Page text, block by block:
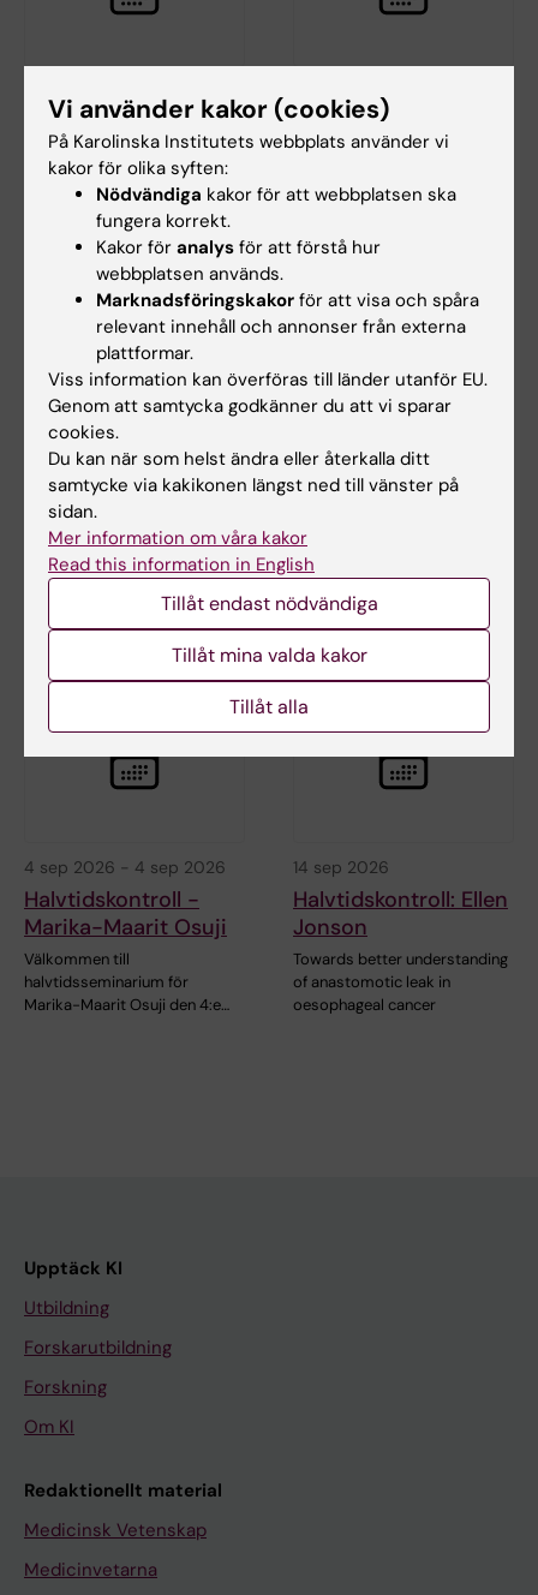
Halvtidsseminarium:
Franziska Steffens
"Old-age depression:
Temporal and regional
differences and their…
Halvtidsseminarium:
Emily Benér
Robotic-assisted
hysterectomy: an evaluation of
31 aug 2026
Halvtidsseminarium:
Ludwig Franke Föyen
Välkommen till Ludwig Franke
Föyens halvtidsseminarium,
4 sep 2026
Mikolaj Stachurski
Clinical and Epidemiological
Aspects of Middle Ear
Cholesteatoma
4 sep 2026 - 4 sep 2026
Halvtidskontroll -
Marika-Maarit Osuji
Välkommen till
halvtidsseminarium för
Marika-Maarit Osuji den 4:e…
14 sep 2026
Halvtidskontroll: Ellen
Jonson
Towards better understanding
of anastomotic leak in
oesophageal cancer
Upptäck KI
Utbildning
Forskarutbildning
Forskning
Om KI
Redaktionellt material
Medicinsk Vetenskap
Medicinvetarna
Vi använder kakor (cookies)
På Karolinska Institutets webbplats använder vi
kakor för olika syften:
Nödvändiga kakor för att webbplatsen ska
fungera korrekt.
Kakor för analys för att förstå hur
webbplatsen används.
Marknadsföringskakor för att visa och spåra
relevant innehåll och annonser från externa
plattformar.
Viss information kan överföras till länder utanför EU.
Genom att samtycka godkänner du att vi sparar
cookies.
Du kan när som helst ändra eller återkalla ditt
samtycke via kakikonen längst ned till vänster på
sidan.
Mer information om våra kakor
Read this information in English
Tillåt endast nödvändiga
Tillåt mina valda kakor
Tillåt alla